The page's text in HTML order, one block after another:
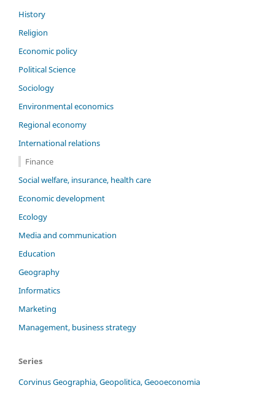
History
Religion
Economic policy
Political Science
Sociology
Environmental economics
Regional economy
International relations
Finance
Social welfare, insurance, health care
Economic development
Ecology
Media and communication
Education
Geography
Informatics
Marketing
Management, business strategy
Series
Corvinus Geographia, Geopolitica, Geooeconomia